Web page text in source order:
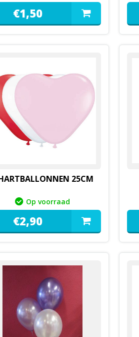
€1,50
25CM
Op voorraad
€2,90